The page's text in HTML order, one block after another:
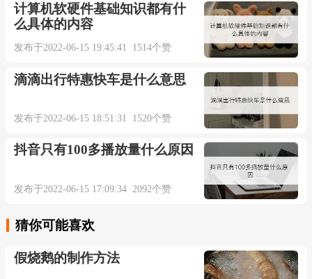
计算机软硬件基础知识都有什
么具体的内容
发布于2022-06-15 19:45:41 1514个赞
滴滴出行特惠快车是什么意思
发布于2022-06-15 18:51:31 1520个赞
抖音只有100多播放量什么原因
发布于2022-06-15 17:09:34 2092个赞
猜你可能喜欢
假烧鹅的制作方法